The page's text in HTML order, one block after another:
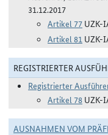
31.12.2017
Artikel 77 UZK-
Artikel 81 UZK-
REGISTRIERTER
Registrierter
Artikel 78 UZK-
AUSNAHMEN VOM